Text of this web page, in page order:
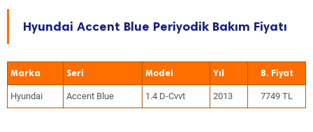
Hyundai Accent Blue Periyodik Bakım Fiyatı
Marka Seri Model Yıl
Hyundai Accent Blue 1.4 D-Cvvt 2013 7749 TL